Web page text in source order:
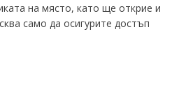
на място, като ще открие и
само да осигурите достъп